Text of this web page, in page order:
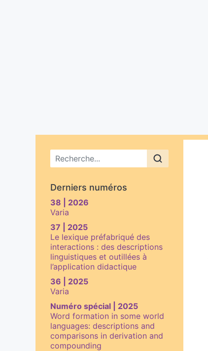
Menu principal
Derniers numéros
38 | 2026
Varia
37 | 2025
Le lexique préfabriqué des
interactions : des descriptions
linguistiques et outillées à
l’application didactique
36 | 2025
Varia
Numéro spécial | 2025
Word formation in some world
languages: descriptions and
comparisons in derivation and
compounding